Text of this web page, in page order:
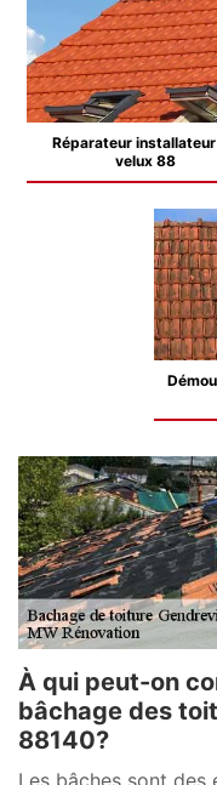
Réparateur
velux 88
À qui peut-on
bâchage des
88140?
Les bâches sont des